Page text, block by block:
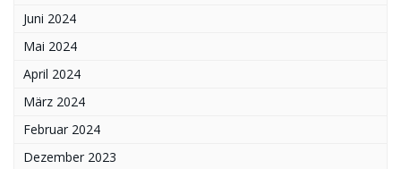
Juni 2024
Mai 2024
April 2024
März 2024
Februar 2024
Dezember 2023